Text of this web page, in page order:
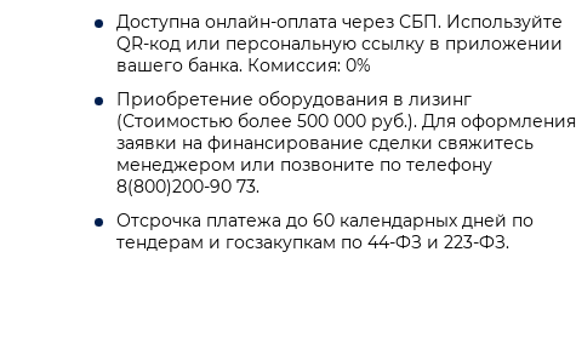
Доступна онлайн-оплата через СБП. Используйте
QR-код или персональную ссылку в приложении
вашего банка. Комиссия: 0%
Приобретение оборудования в лизинг
(Стоимостью более 500 000 руб.). Для оформления
заявки на финансирование сделки свяжитесь
менеджером или позвоните по телефону
8(800)200-90 73.
Отсрочка платежа до 60 календарных дней по
тендерам и госзакупкам по 44-ФЗ и 223-ФЗ.